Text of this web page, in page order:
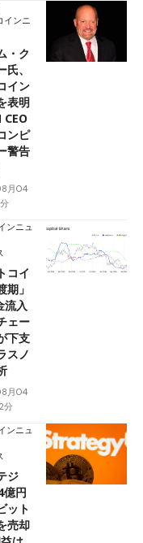
インニ
・ク
、
イン
表明
ンピ
警告
月04
ンニュ
コイ
期」
流入
ェー
下支
スノ
月04
分
ンニュ
ジ
億円
ット
売却